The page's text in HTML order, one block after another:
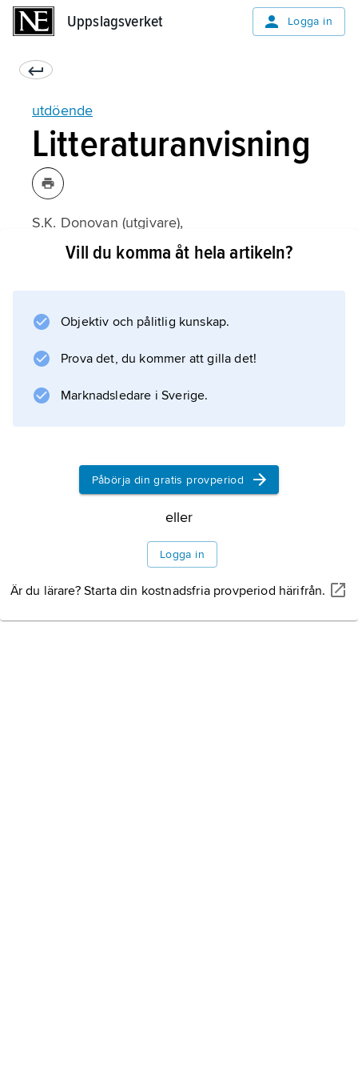
Uppslagsverket Logga in
utdöende
Litteraturanvisning
S.K. Donovan (utgivare),
Mass Extinctions: Processes and Evidence
Vill du komma åt hela artikeln?
Objektiv och pålitlig kunskap.
Prova det, du kommer att gilla det!
Marknadsledare i Sverige.
Påbörja din gratis provperiod
eller
Logga in
Är du lärare? Starta din kostnadsfria provperiod härifrån.